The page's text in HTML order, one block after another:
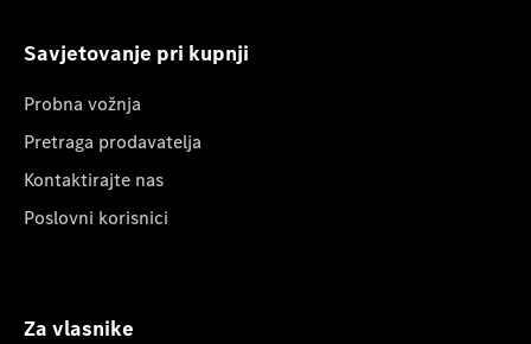
Savjetovanje pri kupnji
Probna vožnja
Pretraga prodavatelja
Kontaktirajte nas
Poslovni korisnici
Za vlasnike